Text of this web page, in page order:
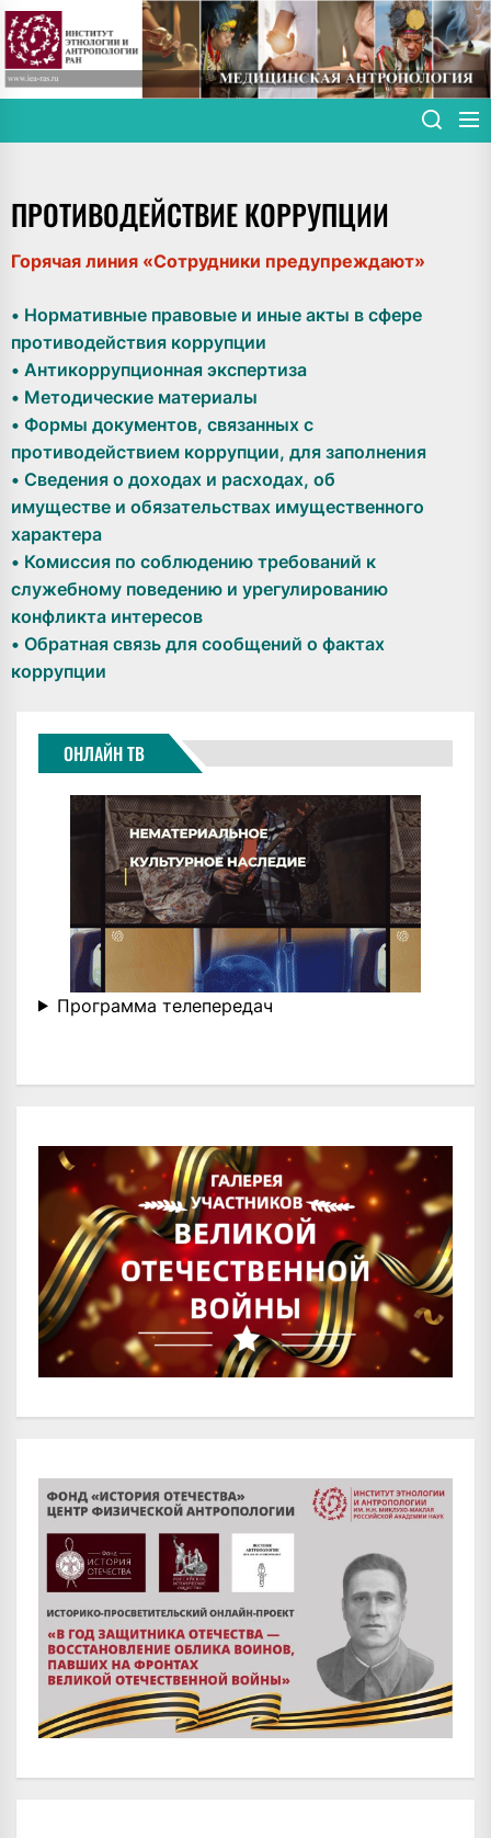
Skip
to
the
content
ПРОТИВОДЕЙСТВИЕ КОРРУПЦИИ
Горячая линия «Сотрудники предупреждают»
• Нормативные правовые и иные акты в сфере
противодействия коррупции
• Антикоррупционная экспертиза
• Методические материалы
• Формы документов, связанных с
противодействием коррупции, для заполнения
• Сведения о доходах и расходах, об
имуществе и обязательствах имущественного
характера
• Комиссия по соблюдению требований к
служебному поведению и урегулированию
конфликта интересов
• Обратная связь для сообщений о фактах
коррупции
ОНЛАЙН ТВ
Программа телепередач